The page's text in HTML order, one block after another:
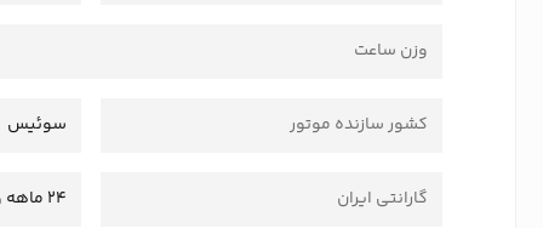
وزن ساعت
کشور سازنده موتور سوئیس
گارانتی ایران 24 ماهه وستا سرویس